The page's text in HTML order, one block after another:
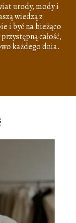
urody, mody i
wiedzą z
i być na bieżąco
całość,
każdego dnia.